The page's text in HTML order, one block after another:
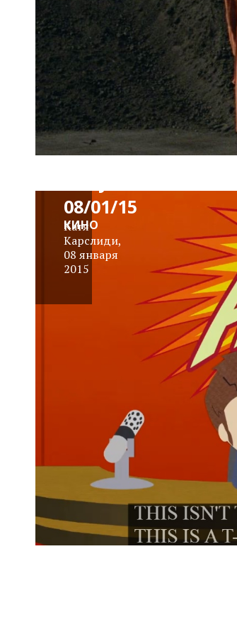
News
Block
08/01/15
Катя
Карслиди,
08 января
2015
КИНО